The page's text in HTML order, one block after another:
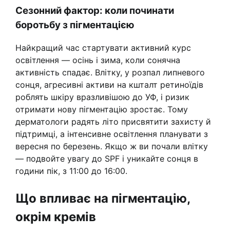
Сезонний фактор: коли починати
боротьбу з пігментацією
Найкращий час стартувати активний курс
освітлення — осінь і зима, коли сонячна
активність спадає. Влітку, у розпал липневого
сонця, агресивні активи на кшталт ретиноїдів
роблять шкіру вразливішою до УФ, і ризик
отримати нову пігментацію зростає. Тому
дерматологи радять літо присвятити захисту й
підтримці, а інтенсивне освітлення планувати з
вересня по березень. Якщо ж ви почали влітку
— подвойте увагу до SPF і уникайте сонця в
години пік, з 11:00 до 16:00.
Що впливає на пігментацію,
окрім кремів